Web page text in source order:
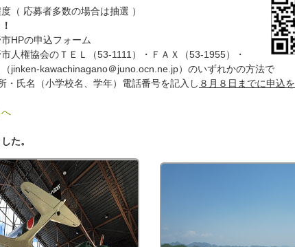
（ 応募者多数の場合は抽選 ）
HPの申込フォーム
協会のＴＥＬ（53-1111）・ＦＡＸ（53-1955）・
kawachinagano＠juno.ocn.ne.jp）のいずれかの方法で
名（小学校名、学年）電話番号を記入し ８月８日までに申込を
た。